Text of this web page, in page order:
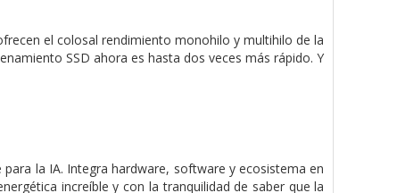
el colosal rendi­miento monohilo y multihilo de la
SSD ahora es hasta dos veces más rápido. Y
la IA. Integra hardware, software y ecosistema en
increíble y con la tranquilidad de saber que la